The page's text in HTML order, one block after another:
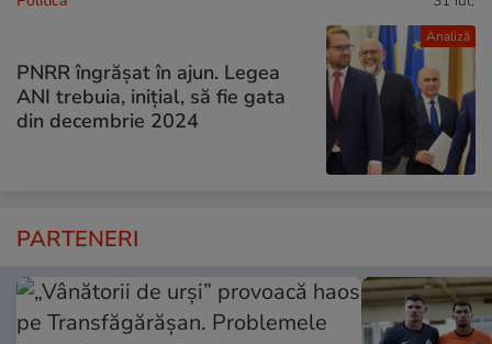
Analiză
PNRR îngrășat în ajun. Legea
ANI trebuia, inițial, să fie gata
din decembrie 2024
PARTENERI